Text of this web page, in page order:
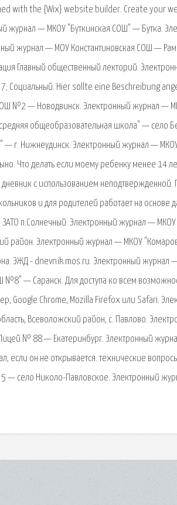
with the {Wix} website builder. Create your
журнал — МКОУ "Буткинская СОШ" — Бутка.
журнал — МОУ Константиновская СОШ —
Главный общественный лекторий.
Социальный. Hier sollte eine Beschreibung
№2 — Новодвинск. Электронный журнал —
общеобразовательная школа" — село
г. Нижнеудинск. Электронный журнал —
Что делать если моему ребенку менее 14
с использованием
и для родителей работает на основе
п.Солнечный. Электронный журнал — МКОУ
район. Электронный журнал — МКОУ
ЭЖД - dnevnik.mos.ru. Электронный
— Саранск. Для доступа ко всем
Google Chrome, Mozilla Firefox или Safari.
Всеволожский район, c. Павлово.
№ 88 — Екатеринбург. Электронный
если он не открывается. технические
Николо-Павловское. Электронный